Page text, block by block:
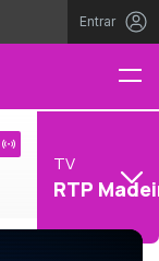
Entrar
TV
RTP